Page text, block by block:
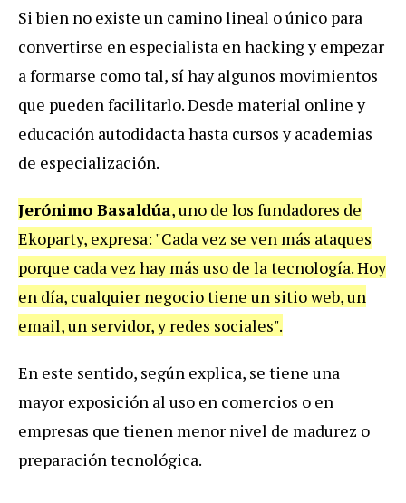
Si bien no existe un camino lineal o único para
convertirse en especialista en hacking y empezar
a formarse como tal, sí hay algunos movimientos
que pueden facilitarlo. Desde material online y
educación autodidacta hasta cursos y academias
de especialización.
Jerónimo Basaldúa, uno de los fundadores de
Ekoparty, expresa: "Cada vez se ven más ataques
porque cada vez hay más uso de la tecnología. Hoy
en día, cualquier negocio tiene un sitio web, un
email, un servidor, y redes sociales".
En este sentido, según explica, se tiene una
mayor exposición al uso en comercios o en
empresas que tienen menor nivel de madurez o
preparación tecnológica.